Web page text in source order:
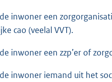
inwoner een
cao (veelal VVT).
inwoner een zzp’er of
inwoner iemand uit het